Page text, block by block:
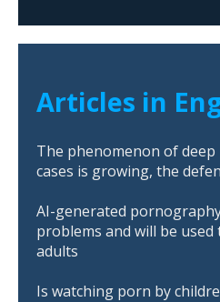
Articles in
The phenomenon of
cases is growing, the
AI-generated
problems and will be
adults
Is watching porn by